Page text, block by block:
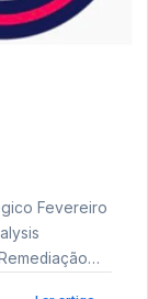
Fevereiro